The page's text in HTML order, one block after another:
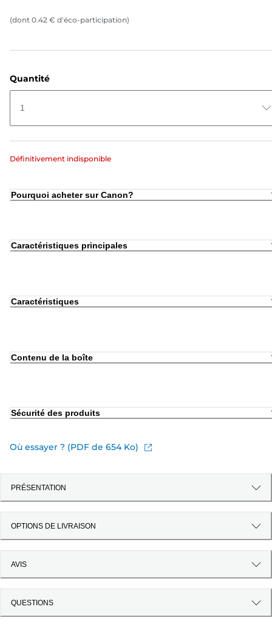
page.
(dont 0.42 € d'éco-participation)
Quantité
1
Définitivement indisponible
Pourquoi acheter sur Canon?
Caractéristiques principales
Caractéristiques
Contenu de la boîte
Sécurité des produits
Où essayer ? (PDF de 654 Ko)
PRÉSENTATION
OPTIONS DE LIVRAISON
AVIS
QUESTIONS